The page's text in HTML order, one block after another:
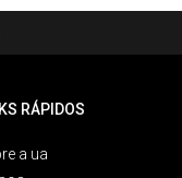
RÁPIDOS
a ua